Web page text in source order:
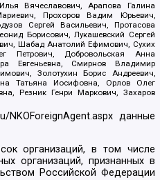
Вячеславович, Арапова Галина
Прохоров Вадим Юрьевич,
Сергей Васильевич, Протасова
Борисович, Лукашевский Сергей
Шабад Анатолий Ефимович, Сухих
Петрович, Добровольская Анна
Евгеньевна, Смирнов Владимир
Золотухин Борис Андреевич,
Татьяна Иосифовна, Орлов Олег
Резник Генри Маркович, Захаров
NKOForeignAgent.aspxданные
организаций, в том числе
организаций, признанных в
Российской Федерации